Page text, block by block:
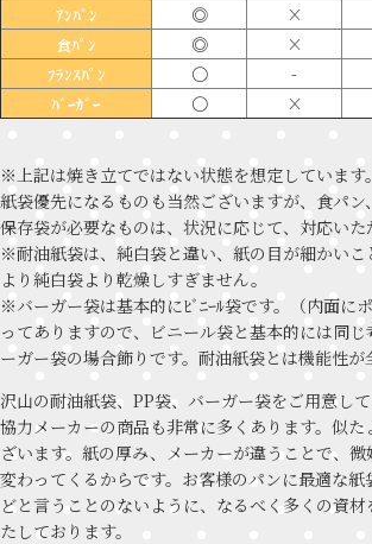
ｱﾝﾊﾟﾝ ◎ ×
食ﾊﾟﾝ ◎ ×
ﾌﾗﾝｽﾊﾟﾝ 〇 -
ﾊﾞｰｶﾞｰ 〇 ×
※上記は焼き立てではない状態を想定しています
紙袋優先になるものも当然ございますが、食パ
保存袋が必要なものは、状況に応じて、対応いた
※耐油紙袋は、純白袋と違い、紙の目が細かいこ
より純白袋より乾燥しすぎません。
※バーガー袋は基本的にﾋﾞﾆｰﾙ袋です。（内面に
ってありますので、ビニール袋と基本的には同
ーガー袋の場合飾りです。耐油紙袋とは機能性が
沢山の耐油紙袋、PP袋、バーガー袋をご用意して
協力メーカーの商品も非常に多くあります。似た
ざいます。紙の厚み、メーカーが違うことで、
変わってくるからです。お客様のパンに最適な
どと言うことのないように、なるべく多くの資
たしております。